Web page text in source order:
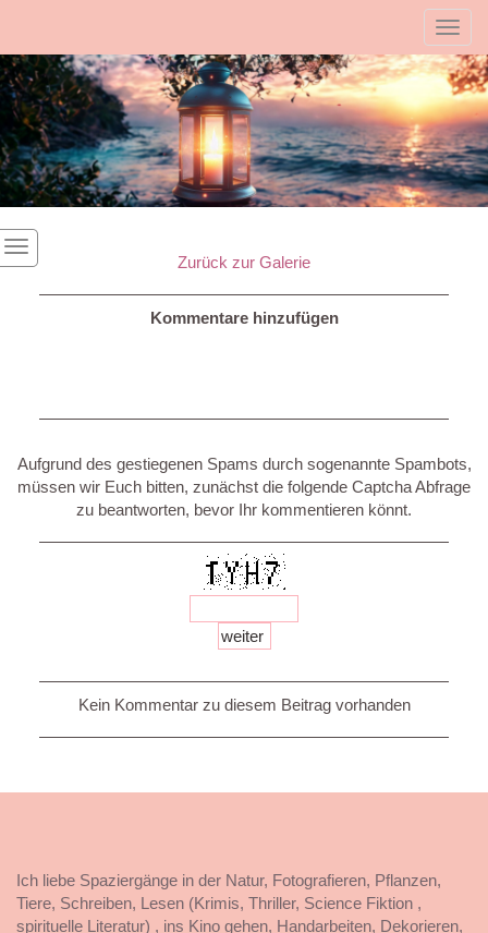
Zurück zur Galerie
Kommentare hinzufügen
Aufgrund des gestiegenen Spams durch sogenannte Spambots,
müssen wir Euch bitten, zunächst die folgende Captcha Abfrage
zu beantworten, bevor Ihr kommentieren könnt.
Kein Kommentar zu diesem Beitrag vorhanden
Ich liebe Spaziergänge in der Natur, Fotografieren, Pflanzen,
Tiere, Schreiben, Lesen (Krimis, Thriller, Science Fiktion ,
spirituelle Literatur) , ins Kino gehen, Handarbeiten, Dekorieren,